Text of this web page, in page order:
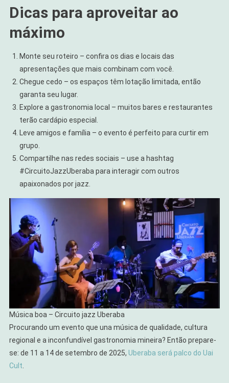
Dicas para aproveitar ao
máximo
Monte seu roteiro – confira os dias e locais das
apresentações que mais combinam com você.
Chegue cedo – os espaços têm lotação limitada, então
garanta seu lugar.
Explore a gastronomia local – muitos bares e restaurantes
terão cardápio especial.
Leve amigos e família – o evento é perfeito para curtir em
grupo.
Compartilhe nas redes sociais – use a hashtag
#CircuitoJazzUberaba para interagir com outros
apaixonados por jazz.
Música boa – Circuito jazz Uberaba
Procurando um evento que una música de qualidade, cultura
regional e a inconfundível gastronomia mineira? Então prepare-
se: de 11 a 14 de setembro de 2025, Uberaba será palco do Uai
Cult